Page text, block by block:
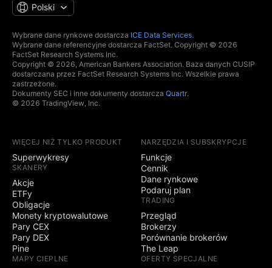
Polski
Wybrane dane rynkowe dostarcza ICE Data Services.
Wybrane dane referencyjne dostarcza FactSet. Copyright © 2026
FactSet Research Systems Inc.
Copyright © 2026, American Bankers Association. Baza danych CUSIP
dostarczana przez FactSet Research Systems Inc. Wszelkie prawa
zastrzeżone.
Dokumenty SEC i inne dokumenty dostarcza Quartr.
© 2026 TradingView, Inc.
WIĘCEJ NIŻ TYLKO PRODUKT
Superwykresy
SKANERY
Akcje
ETFy
Obligacje
Monety kryptowalutowe
Pary CEX
Pary DEX
Pine
MAPY CIEPLNE
NARZĘDZIA I SUBSKRYPCJE
Funkcje
Cennik
Dane rynkowe
Podaruj plan
TRADING
Przegląd
Brokerzy
Porównanie brokerów
The Leap
OFERTY SPECJALNE